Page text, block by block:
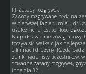
III. Zasady rozgrywek
Zawody rozgrywane będą na
W pierwszej fazie turnieju
uzależniona jest od ilości
Na podstawie meczów
toczyła się walka o jak
eliminacji drużyny. Każda
zamknięciu listy uczestników,
dokładne zasady rozgrywek,
inne dla 32.